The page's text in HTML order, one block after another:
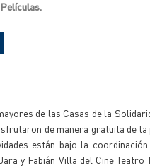
de las Casas de la
de manera gratuita de la
están bajo la
y Fabián Villa del Cine